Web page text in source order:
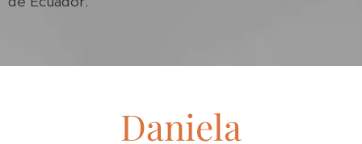
Daniela